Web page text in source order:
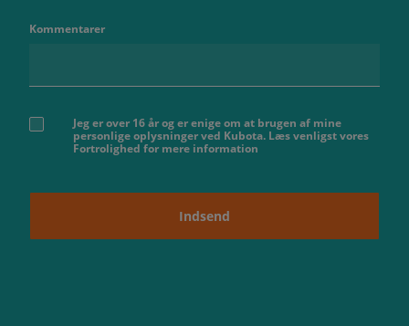
Kommentarer
Jeg er over 16 år og er enige om at brugen af ​​mine
personlige oplysninger ved Kubota. Læs venligst vores
Fortrolighed for mere information
Indsend